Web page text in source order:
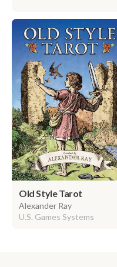
Old Style Tarot
Alexander Ray
U.S. Games Systems